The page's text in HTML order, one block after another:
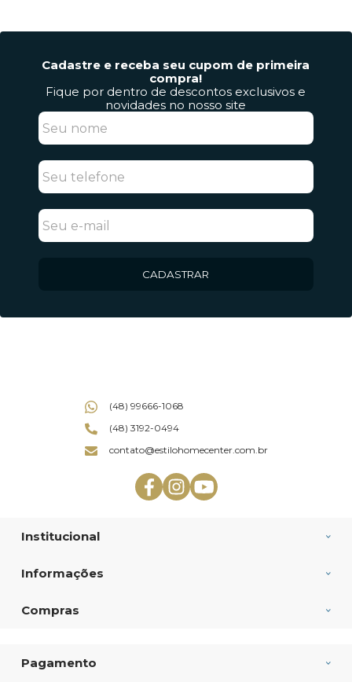
Cadastre e receba seu cupom de primeira
compra!
Fique por dentro de descontos exclusivos e
novidades no nosso site
CADASTRAR
Institucional
Informações
Compras
(48) 99666-1068
(48) 3192-0494
contato@estilohomecenter.com.br
Pagamento